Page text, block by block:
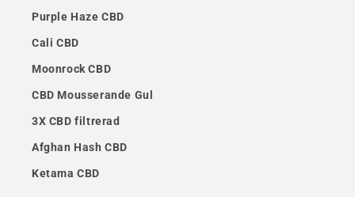
Purple Haze CBD
Cali CBD
Moonrock CBD
CBD Mousserande Gul
3X CBD filtrerad
Afghan Hash CBD
Ketama CBD